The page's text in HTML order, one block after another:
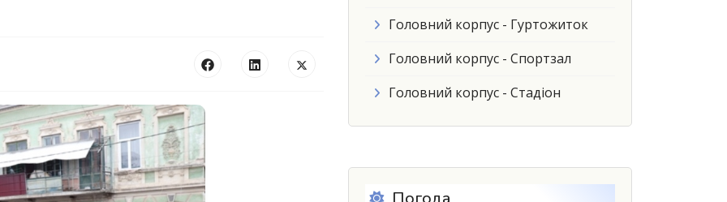
Головний корпус - Гуртожиток
Головний корпус - Спортзал
Головний корпус - Стадіон